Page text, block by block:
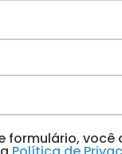
formulário, você